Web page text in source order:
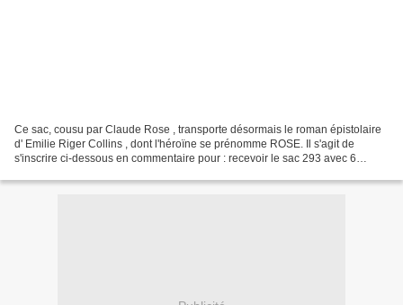
Ce sac, cousu par Claude Rose , transporte désormais le roman épistolaire
d' Emilie Riger Collins , dont l'héroïne se prénomme ROSE. Il s'agit de
s'inscrire ci-dessous en commentaire pour : recevoir le sac 293 avec 6